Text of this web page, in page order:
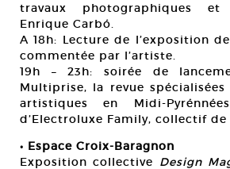
travaux photographiques et
Enrique Carbó.
A 18h: Lecture de l’exposition
commentée par l’artiste.
19h – 23h: soirée de
Multiprise, la revue
artistiques en Midi-
d’Electroluxe Family, collectif de
• Espace Croix-Baragnon
Exposition collective Design